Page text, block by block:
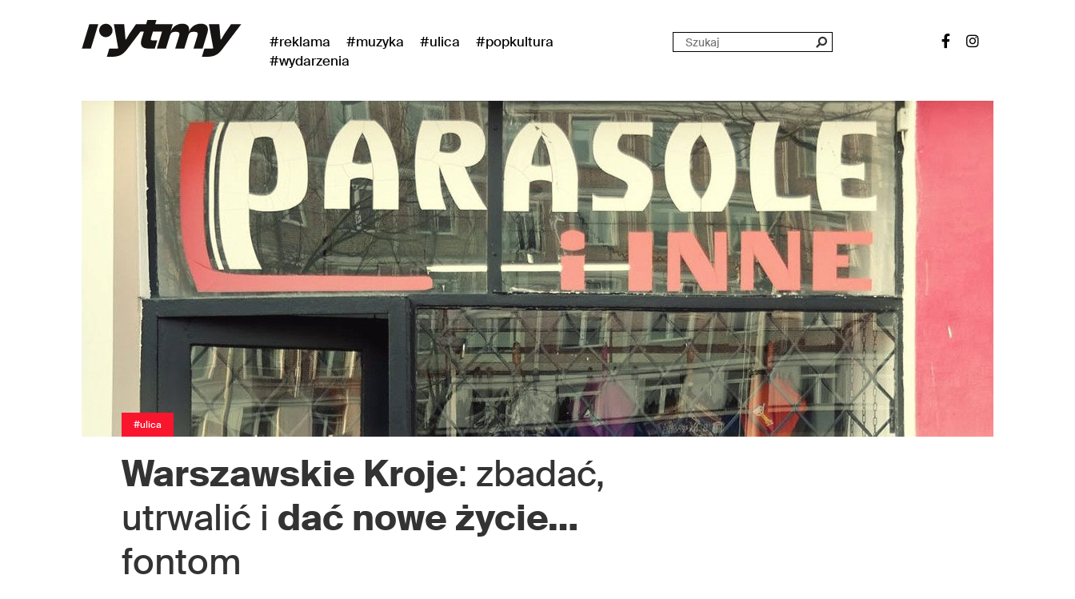
#reklama #muzyka #ulica
#popkultura
#wydarzenia
#ulica
Warszawskie Kroje: zbadać,
utrwalić i dać nowe życie…
fontom